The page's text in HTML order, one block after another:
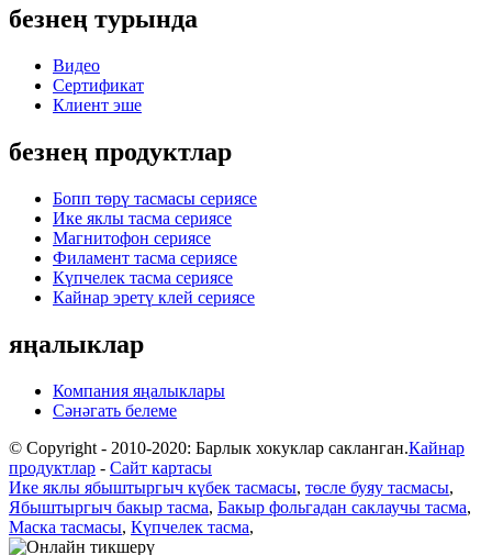
безнең турында
Видео
Сертификат
Клиент эше
безнең продуктлар
Бопп төрү тасмасы сериясе
Ике яклы тасма сериясе
Магнитофон сериясе
Филамент тасма сериясе
Күпчелек тасма сериясе
Кайнар эретү клей сериясе
яңалыклар
Компания яңалыклары
Сәнәгать белеме
© Copyright - 2010-2020: Барлык хокуклар сакланган.Кайнар
продуктлар - Сайт картасы
Ике яклы ябыштыргыч күбек тасмасы, төсле буяу тасмасы,
Ябыштыргыч бакыр тасма, Бакыр фольгадан саклаучы тасма,
Маска тасмасы, Күпчелек тасма,